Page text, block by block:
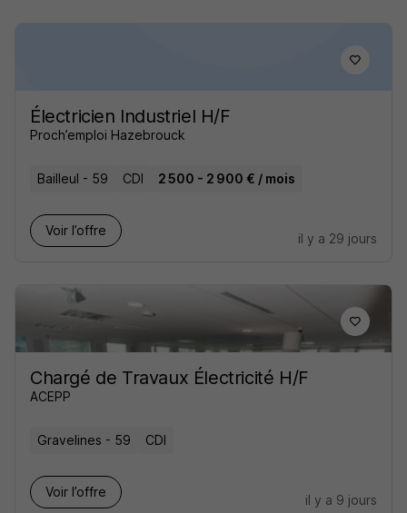
Électricien Industriel H/F
Proch’emploi Hazebrouck
Bailleul - 59 CDI 2 500 - 2 900 € / mois
Voir l’offre
il y a 29 jours
Chargé de Travaux Électricité H/F
ACEPP
Gravelines - 59 CDI
Voir l’offre
il y a 9 jours